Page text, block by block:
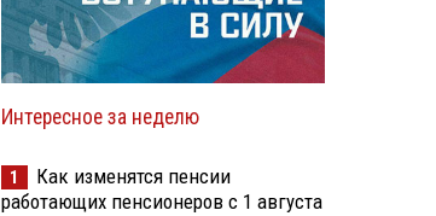
Интересное за неделю
1
Как изменятся пенсии
работающих пенсионеров с 1 августа